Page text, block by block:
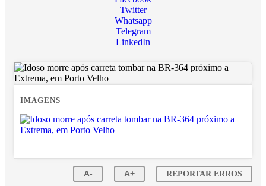
Twitter
Whatsapp
Telegram
LinkedIn
IMAGENS
A- A+ REPORTAR ERROS